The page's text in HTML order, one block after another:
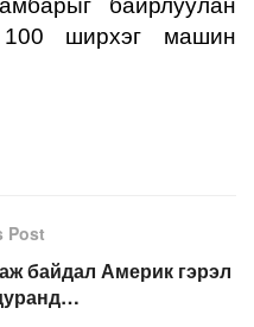
байрлуулан
100 ширхэг машин
Post
байдал Америк гэрэл